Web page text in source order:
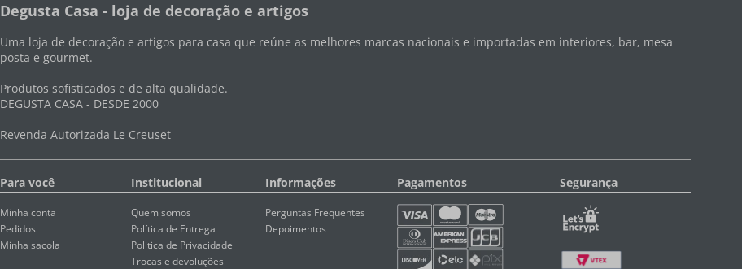
Degusta Casa - loja de decoração e artigos
Uma loja de decoração e artigos para casa que reúne as melhores marcas nacionais e importadas em interiores, bar, mesa
posta e gourmet.
Produtos sofisticados e de alta qualidade.
DEGUSTA CASA - DESDE 2000
Revenda Autorizada Le Creuset
Para você
Minha conta
Pedidos
Minha sacola
Institucional
Quem somos
Política de Entrega
Politica de Privacidade
Trocas e devoluções
Informações
Perguntas Frequentes
Depoimentos
Pagamentos Segurança